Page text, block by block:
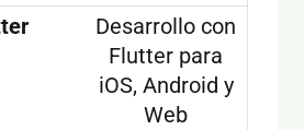
Desarrollo con
Flutter para
iOS, Android y
Web